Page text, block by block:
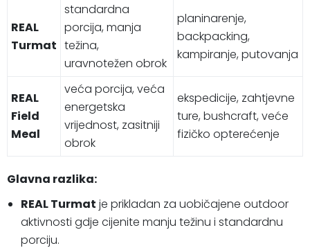
REAL
Turmat
standardna
porcija, manja
težina,
uravnotežen obrok
planinarenje,
backpacking,
kampiranje, putovanja
REAL
Field
Meal
veća porcija, veća
energetska
vrijednost, zasitniji
obrok
ekspedicije, zahtjevne
ture, bushcraft, veće
fizičko opterećenje
Glavna razlika:
REAL Turmat je prikladan za uobičajene outdoor
aktivnosti gdje cijenite manju težinu i standardnu
porciju.